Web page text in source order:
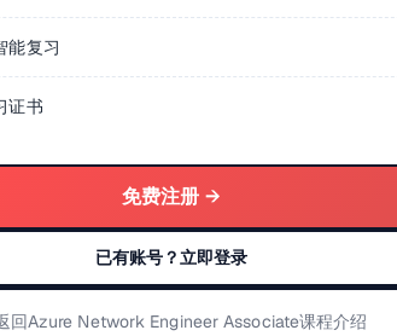
能复习
证书
免费注册 →
已有账号？立即登录
回Azure Network Engineer Associate课程介绍